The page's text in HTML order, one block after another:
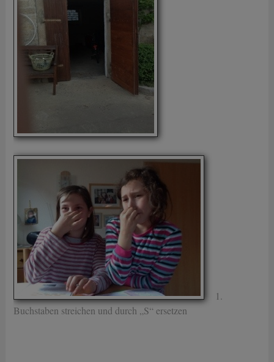
1.
Buchstaben streichen und durch „S“ ersetzen